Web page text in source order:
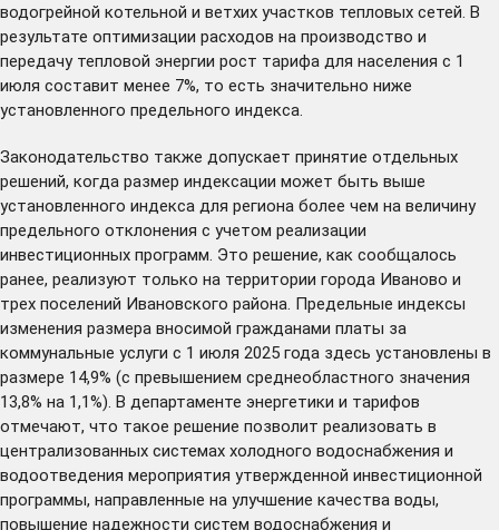
водогрейной котельной и ветхих участков тепловых сетей. В
результате оптимизации расходов на производство и
передачу тепловой энергии рост тарифа для населения с 1
июля составит менее 7%, то есть значительно ниже
установленного предельного индекса.
Законодательство также допускает принятие отдельных
решений, когда размер индексации может быть выше
установленного индекса для региона более чем на величину
предельного отклонения с учетом реализации
инвестиционных программ. Это решение, как сообщалось
ранее, реализуют только на территории города Иваново и
трех поселений Ивановского района. Предельные индексы
изменения размера вносимой гражданами платы за
коммунальные услуги с 1 июля 2025 года здесь установлены в
размере 14,9% (с превышением среднеобластного значения
13,8% на 1,1%). В департаменте энергетики и тарифов
отмечают, что такое решение позволит реализовать в
централизованных системах холодного водоснабжения и
водоотведения мероприятия утвержденной инвестиционной
программы, направленные на улучшение качества воды,
повышение надежности систем водоснабжения и